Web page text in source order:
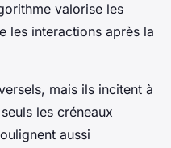
valorise les
les interactions après la
mais ils incitent à
les créneaux
aussi